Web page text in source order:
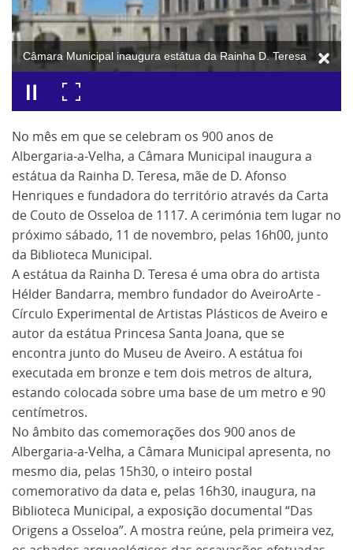
Câmara Municipal inaugura estátua da Rainha D. Teresa
No mês em que se celebram os 900 anos de
Albergaria-a-Velha, a Câmara Municipal inaugura a
estátua da Rainha D. Teresa, mãe de D. Afonso
Henriques e fundadora do território através da Carta
de Couto de Osseloa de 1117. A cerimónia tem lugar no
próximo sábado, 11 de novembro, pelas 16h00, junto
da Biblioteca Municipal.
A estátua da Rainha D. Teresa é uma obra do artista
Hélder Bandarra, membro fundador do AveiroArte -
Círculo Experimental de Artistas Plásticos de Aveiro e
autor da estátua Princesa Santa Joana, que se
encontra junto do Museu de Aveiro. A estátua foi
executada em bronze e tem dois metros de altura,
estando colocada sobre uma base de um metro e 90
centímetros.
No âmbito das comemorações dos 900 anos de
Albergaria-a-Velha, a Câmara Municipal apresenta, no
mesmo dia, pelas 15h30, o inteiro postal
comemorativo da data e, pelas 16h30, inaugura, na
Biblioteca Municipal, a exposição documental “Das
Origens a Osseloa”. A mostra reúne, pela primeira vez,